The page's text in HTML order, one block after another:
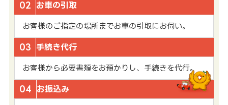
02 お車の引取
お客様のご指定の場所までお車の引取にお伺い。
03 手続き代行
お客様から必要書類をお預かりし、手続きを代行。
04 お振込み